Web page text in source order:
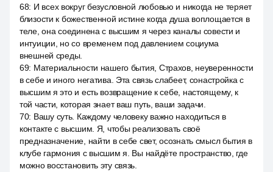
68: И всех вокруг безусловной любовью и никогда не теряет
близости к божественной истине когда душа воплощается в
теле, она соединена с высшим я через каналы совести и
интуиции, но со временем под давлением социума
внешней среды.
69: Материальности нашего бытия, Страхов, неуверенности
в себе и иного негатива. Эта связь слабеет, сонастройка с
высшим я это и есть возвращение к себе, настоящему, к
той части, которая знает ваш путь, ваши задачи.
70: Вашу суть. Каждому человеку важно находиться в
контакте с высшим. Я, чтобы реализовать своё
предназначение, найти в себе свет, осознать смысл бытия в
клубе гармония с высшим я. Вы найдёте пространство, где
можно восстановить эту связь.